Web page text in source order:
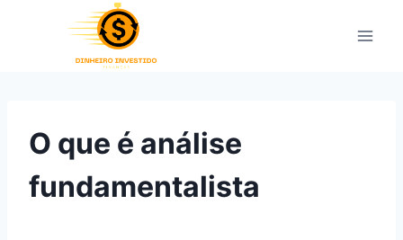
O que é análise
fundamentalista